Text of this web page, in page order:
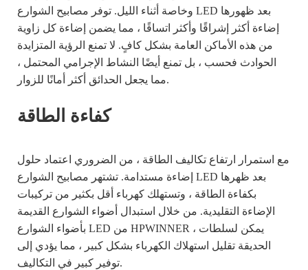
وخاصة أثناء الليل. توفر مصابيح الشوارع LED بعد ظهورها
إضاءة أكثر إشراقًا وأكثر اتساقًا ، مما يضمن إضاءة كل زاوية
من هذه الأماكن العامة بشكل كافٍ. لا تمنع الرؤية المتزايدة
الحوادث فحسب ، بل تمنع أيضًا النشاط الإجرامي المحتمل ،
مما يجعل الحدائق أكثر أمانًا للزوار.
كفاءة الطاقة
مع استمرار ارتفاع تكاليف الطاقة ، من الضروري اعتماد حلول
إضاءة مستدامة. تشتهر مصابيح الشوارع LED بعد ظهرها
بكفاءة الطاقة ، وتستهلك كهرباء أقل بكثير من تركيبات
الإضاءة التقليدية. من خلال استبدال أضواء الشوارع القديمة
بأضواء الشوارع LED من HPWINNER ، يمكن لسلطات
الحديقة تقليل استهلاك الكهرباء بشكل كبير ، مما يؤدي إلى
توفير كبير في التكاليف.